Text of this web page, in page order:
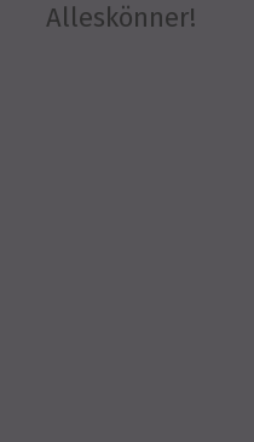
Alleskönner!